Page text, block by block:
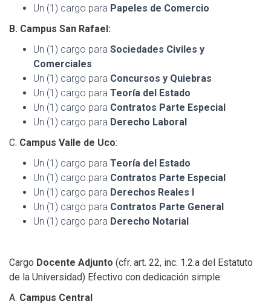
Un (1) cargo para Papeles de Comercio
B. Campus San Rafael:
Un (1) cargo para Sociedades Civiles y
Comerciales
Un (1) cargo para Concursos y Quiebras
Un (1) cargo para Teoría del Estado
Un (1) cargo para Contratos Parte Especial
Un (1) cargo para Derecho Laboral
C. Campus Valle de Uco:
Un (1) cargo para Teoría del Estado
Un (1) cargo para Contratos Parte Especial
Un (1) cargo para Derechos Reales I
Un (1) cargo para Contratos Parte General
Un (1) cargo para Derecho Notarial
Cargo Docente Adjunto (cfr. art. 22, inc. 1.2.a del Estatuto
de la Universidad) Efectivo con dedicación simple:
A. Campus Central